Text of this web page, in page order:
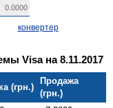
0.0000
конвертер
Visa на 8.11.2017
(грн.)
Продажа
(грн.)